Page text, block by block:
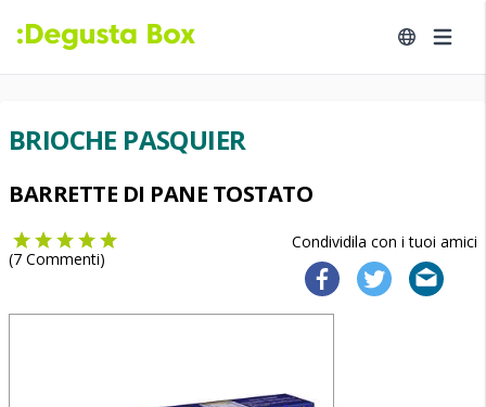
BRIOCHE PASQUIER
BARRETTE DI PANE TOSTATO
Condividila con i tuoi amici
(7 Commenti)